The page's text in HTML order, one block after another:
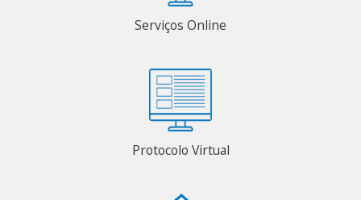
Serviços Online
Protocolo Virtual